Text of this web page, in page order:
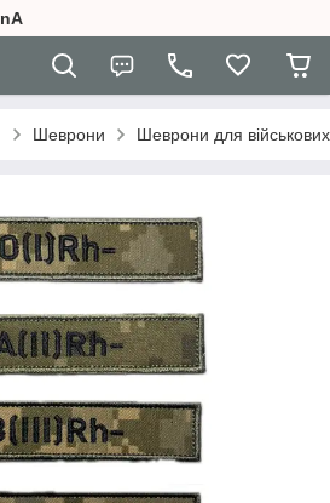
Шеврони Шеврони для військових